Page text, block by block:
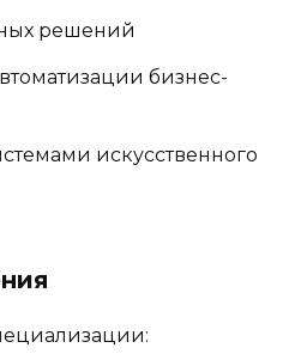
решений
бизнес-
искусственного